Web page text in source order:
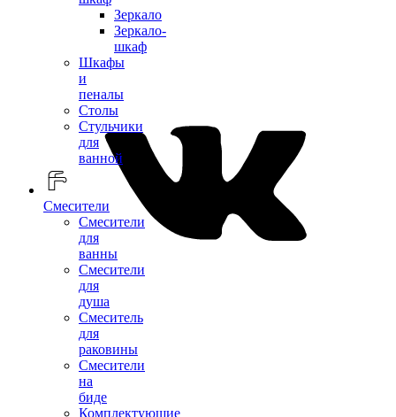
Зеркало
Зеркало-
шкаф
Шкафы
и
пеналы
Столы
Стульчики
для
ванной
Смесители
Смесители
для
ванны
Смесители
для
душа
Смеситель
для
раковины
Смесители
на
биде
Комплектующие